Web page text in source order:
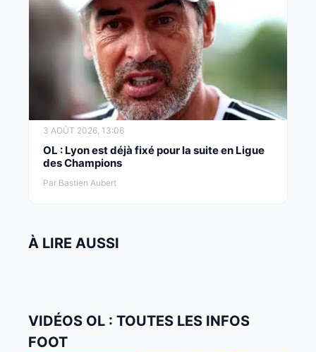
3 AOÛT 2026, 13:06
OL : Lyon est déjà fixé pour la suite en Ligue
des Champions
Par Bastien Aubert
À LIRE AUSSI
VIDÉOS OL : TOUTES LES INFOS
FOOT